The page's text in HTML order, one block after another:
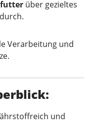
über gezieltes
Verarbeitung und
und